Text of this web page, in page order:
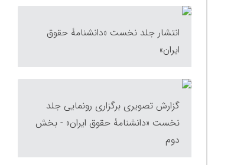
انتشار جلد نخست «دانشنامۀ حقوق
ایران»
گزارش تصویری برگزاری رونمایی جلد
نخست «دانشنامۀ حقوق ایران» - بخش
دوم